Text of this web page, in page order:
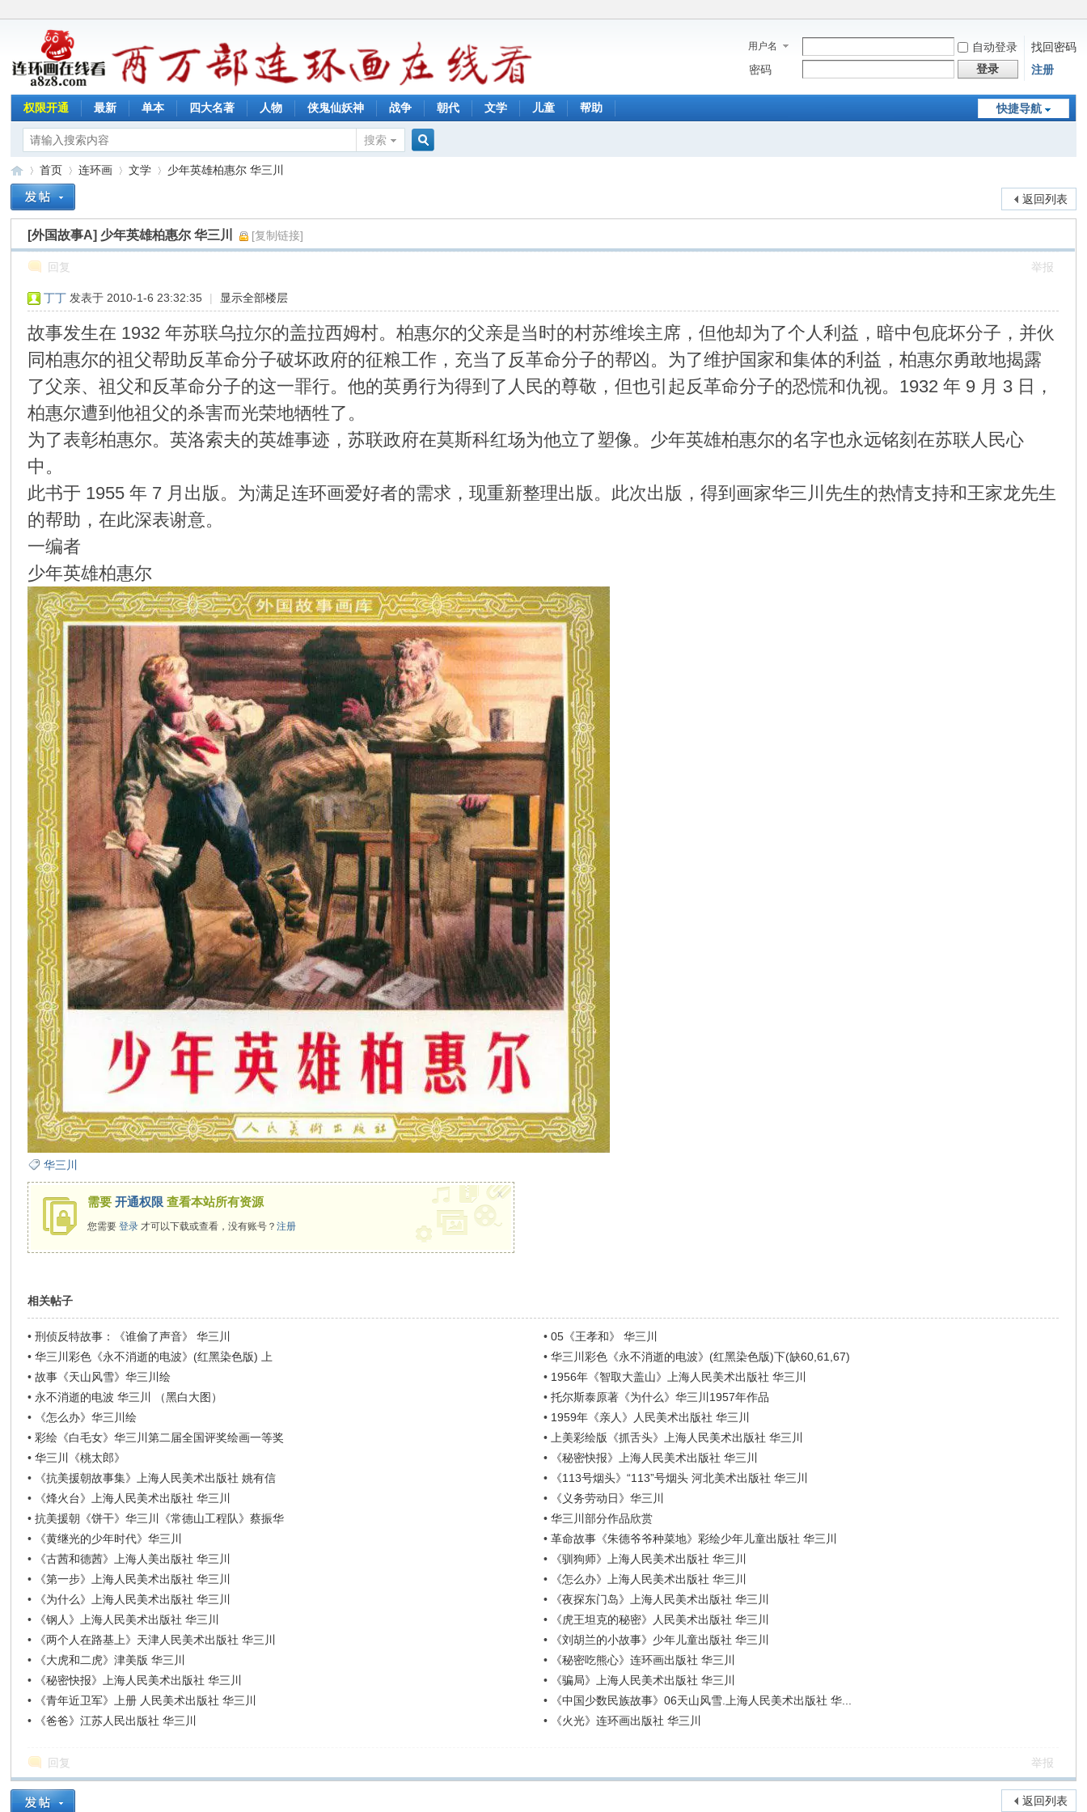
用户名 自动登录
找回密码
密码
登录 注册
快捷导航
权限开通 最新 单本 四大名著 人物 侠鬼仙妖神 战争 朝代 文学 儿童 帮助
搜索
»
首页
›
连环画
›
文学
›
少年英雄柏惠尔 华三川
返回列表
[外国故事A] 少年英雄柏惠尔 华三川 [复制链接]
回复 举报
丁丁 发表于 2010-1-6 23:32:35 | 显示全部楼层
故事发生在 1932 年苏联乌拉尔的盖拉西姆村。柏惠尔的父亲是当时的村苏维埃主席，但他却为了个人利益，暗中包庇坏分子，并伙
同柏惠尔的祖父帮助反革命分子破坏政府的征粮工作，充当了反革命分子的帮凶。为了维护国家和集体的利益，柏惠尔勇敢地揭露
了父亲、祖父和反革命分子的这一罪行。他的英勇行为得到了人民的尊敬，但也引起反革命分子的恐慌和仇视。1932 年 9 月 3 日，
柏惠尔遭到他祖父的杀害而光荣地牺牲了。
为了表彰柏惠尔。英洛索夫的英雄事迹，苏联政府在莫斯科红场为他立了塑像。少年英雄柏惠尔的名字也永远铭刻在苏联人民心
中。
此书于 1955 年 7 月出版。为满足连环画爱好者的需求，现重新整理出版。此次出版，得到画家华三川先生的热情支持和王家龙先生
的帮助，在此深表谢意。
一编者
少年英雄柏惠尔
华三川
需要开通权限 查看本站所有资源
您需要登录 才可以下载或查看，没有账号？注册
x
相关帖子
•刑侦反特故事：《谁偷了声音》 华三川 • 05《王孝和》 华三川
•华三川彩色《永不消逝的电波》(红黑染色版) 上 • 华三川彩色《永不消逝的电波》(红黑染色版)下(缺60,61,67)
•故事《天山风雪》华三川绘 • 1956年《智取大盖山》上海人民美术出版社 华三川
• 永不消逝的电波 华三川 （黑白大图） • 托尔斯泰原著《为什么》华三川1957年作品
•
《怎么办》华三川绘 • 1959年《亲人》人民美术出版社 华三川
•彩绘《白毛女》华三川第二届全国评奖绘画一等奖 •
上美彩绘版《抓舌头》上海人民美术出版社 华三川
•华三川《桃太郎》 •
《秘密快报》上海人民美术出版社 华三川
•
《抗美援朝故事集》上海人民美术出版社 姚有信 •
《113号烟头》“113”号烟头 河北美术出版社 华三川
•
《烽火台》上海人民美术出版社 华三川 •
《义务劳动日》华三川
•抗美援朝《饼干》华三川《常德山工程队》蔡振华 • 华三川部分作品欣赏
•
《黄继光的少年时代》华三川 • 革命故事《朱德爷爷种菜地》彩绘少年儿童出版社 华三川
•
《古茜和德茜》上海人美出版社 华三川 •
《驯狗师》上海人民美术出版社 华三川
•
《第一步》上海人民美术出版社 华三川 •
《怎么办》上海人民美术出版社 华三川
•
《为什么》上海人民美术出版社 华三川 •
《夜探东门岛》上海人民美术出版社 华三川
•
《钢人》上海人民美术出版社 华三川 •
《虎王坦克的秘密》人民美术出版社 华三川
•
《两个人在路基上》天津人民美术出版社 华三川 •
《刘胡兰的小故事》少年儿童出版社 华三川
•
《大虎和二虎》津美版 华三川 •
《秘密吃熊心》连环画出版社 华三川
•
《秘密快报》上海人民美术出版社 华三川 •
《骗局》上海人民美术出版社 华三川
•
《青年近卫军》上册 人民美术出版社 华三川 •
《中国少数民族故事》06天山风雪.上海人民美术出版社 华...
•
《爸爸》江苏人民出版社 华三川 • 《火光》连环画出版社 华三川
回复 举报
返回列表